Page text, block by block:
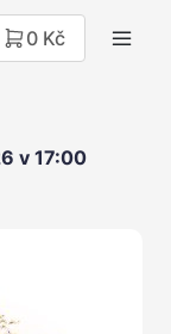
0 Kč
v 17:00